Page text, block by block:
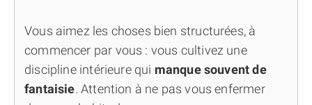
Vous aimez les choses bien structurées, à
commencer par vous : vous cultivez une
discipline intérieure qui manque souvent de
fantaisie. Attention à ne pas vous enfermer